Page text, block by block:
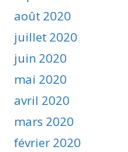
août 2020
juillet 2020
juin 2020
mai 2020
avril 2020
mars 2020
février 2020